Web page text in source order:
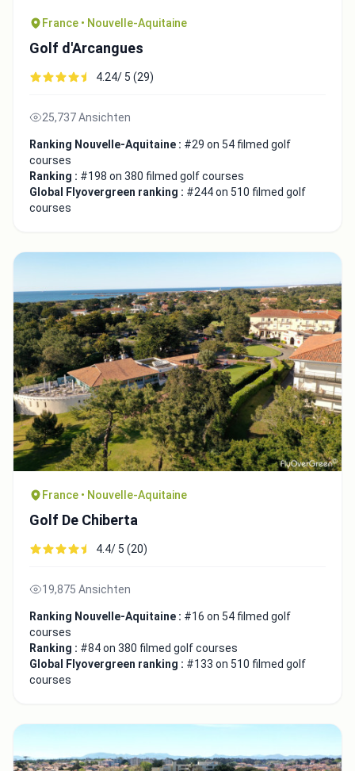
France • Nouvelle-Aquitaine
Golf d'Arcangues
4.24/ 5 (29)
25,737 Ansichten
Ranking Nouvelle-Aquitaine : #29 on 54 filmed golf
courses
Ranking : #198 on 380 filmed golf courses
Global Flyovergreen ranking : #244 on 510 filmed golf
courses
France • Nouvelle-Aquitaine
Golf De Chiberta
4.4/ 5 (20)
19,875 Ansichten
Ranking Nouvelle-Aquitaine : #16 on 54 filmed golf
courses
Ranking : #84 on 380 filmed golf courses
Global Flyovergreen ranking : #133 on 510 filmed golf
courses